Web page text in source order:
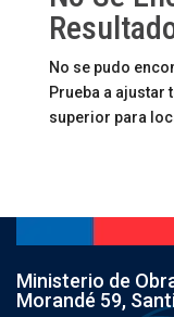
No se pudo
Prueba a ajustar
superior para
Ministerio de
Morandé 59,